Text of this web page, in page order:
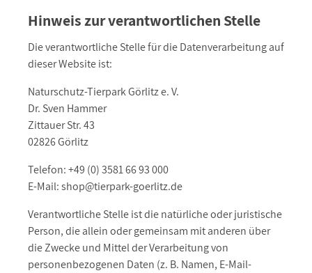
Hinweis zur verantwortlichen Stelle
Die verantwortliche Stelle für die Datenverarbeitung auf
dieser Website ist:
Naturschutz-Tierpark Görlitz e. V.
Dr. Sven Hammer
Zittauer Str. 43
02826 Görlitz
Telefon: +49 (0) 3581 66 93 000
E-Mail: shop@tierpark-goerlitz.de
Verantwortliche Stelle ist die natürliche oder juristische
Person, die allein oder gemeinsam mit anderen über
die Zwecke und Mittel der Verarbeitung von
personenbezogenen Daten (z. B. Namen, E-Mail-